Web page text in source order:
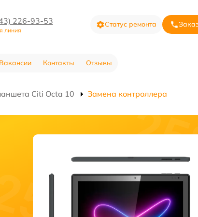
226-93-53
линия
Статус ремонта
Вакансии Контакты Отзывы
Citi Octa 10 Замена контроллера